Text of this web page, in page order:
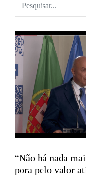
“Não há nada
pora pelo valor